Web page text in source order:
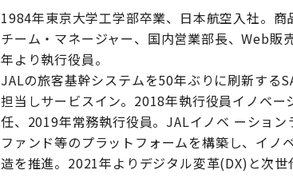
1984年東京大学工学部卒業、日本航空入社。商
チーム・マネージャー、国内営業部長、Web販
年より執行役員。
JALの旅客基幹システムを50年ぶりに刷新する
担当しサービスイン。2018年執行役員イノベー
任、2019年常務執行役員。JALイノベ ーション
ファンド等のプラットフォームを構築し、イノ
造を推進。2021年よりデジタル変革(DX)と次世